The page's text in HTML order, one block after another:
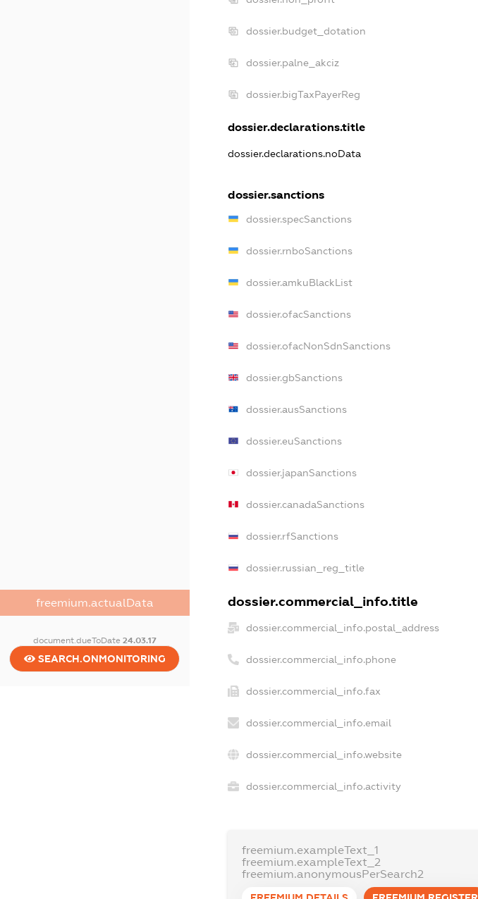
freemium.actualData
document.dueToDate 24.03.17
SEARCH.ONMONITORING
dossier.budget_dotation
dossier.palne_akciz
dossier.bigTaxPayerReg
dossier.declarations.title
dossier.declarations.noData
dossier.sanctions
dossier.specSanctions
dossier.rnboSanctions
dossier.amkuBlackList
dossier.ofacSanctions
dossier.ofacNonSdnSanctions
dossier.gbSanctions
dossier.ausSanctions
dossier.euSanctions
dossier.japanSanctions
dossier.canadaSanctions
dossier.rfSanctions
dossier.russian_reg_title
dossier.commercial_info.title
dossier.commercial_info.postal_address
dossier.commercial_info.phone
dossier.commercial_info.fax
dossier.commercial_info.email
dossier.commercial_info.website
dossier.commercial_info.activity
freemium.exampleText_1
freemium.exampleText_2
freemium.anonymousPerSearch2